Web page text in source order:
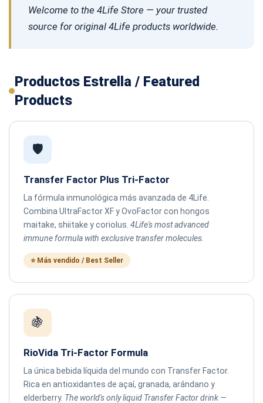
Welcome to the 4Life Store — your trusted
source for original 4Life products worldwide.
Productos Estrella / Featured
Products
🛡️
Transfer Factor Plus Tri-Factor
La fórmula inmunológica más avanzada de 4Life.
Combina UltraFactor XF y OvoFactor con hongos
maitake, shiitake y coriolus. 4Life's most advanced
immune formula with exclusive transfer molecules.
⭐ Más vendido / Best Seller
🍇
RioVida Tri-Factor Formula
La única bebida líquida del mundo con Transfer Factor.
Rica en antioxidantes de açaí, granada, arándano y
elderberry. The world's only liquid Transfer Factor drink —